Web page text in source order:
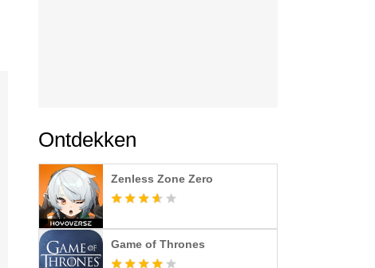
Ontdekken
Zenless Zone Zero
Game of Thrones